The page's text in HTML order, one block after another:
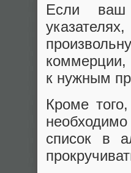
Если ваш
коммерции,
к нужным
Кроме
список в